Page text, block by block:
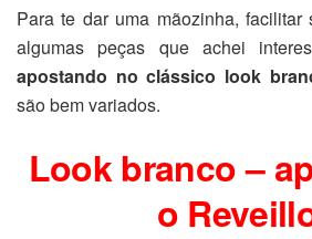
Para te dar uma mãozinha, facilitar
algumas peças que achei
apostando no clássico look
são bem variados.
Look branco –
o